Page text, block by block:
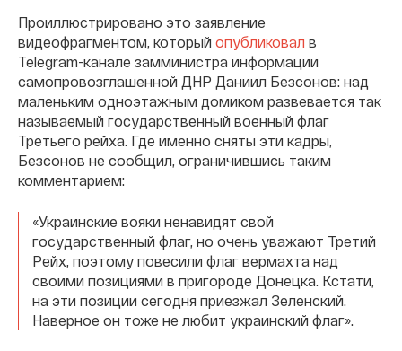
Проиллюстрировано это заявление
видеофрагментом, который опубликовал в
Telegram-канале замминистра информации
самопровозглашенной ДНР Даниил Безсонов: над
маленьким одноэтажным домиком развевается так
называемый государственный военный флаг
Третьего рейха. Где именно сняты эти кадры,
Безсонов не сообщил, ограничившись таким
комментарием:
«Украинские вояки ненавидят свой
государственный флаг, но очень уважают Третий
Рейх, поэтому повесили флаг вермахта над
своими позициями в пригороде Донецка. Кстати,
на эти позиции сегодня приезжал Зеленский.
Наверное он тоже не любит украинский флаг».